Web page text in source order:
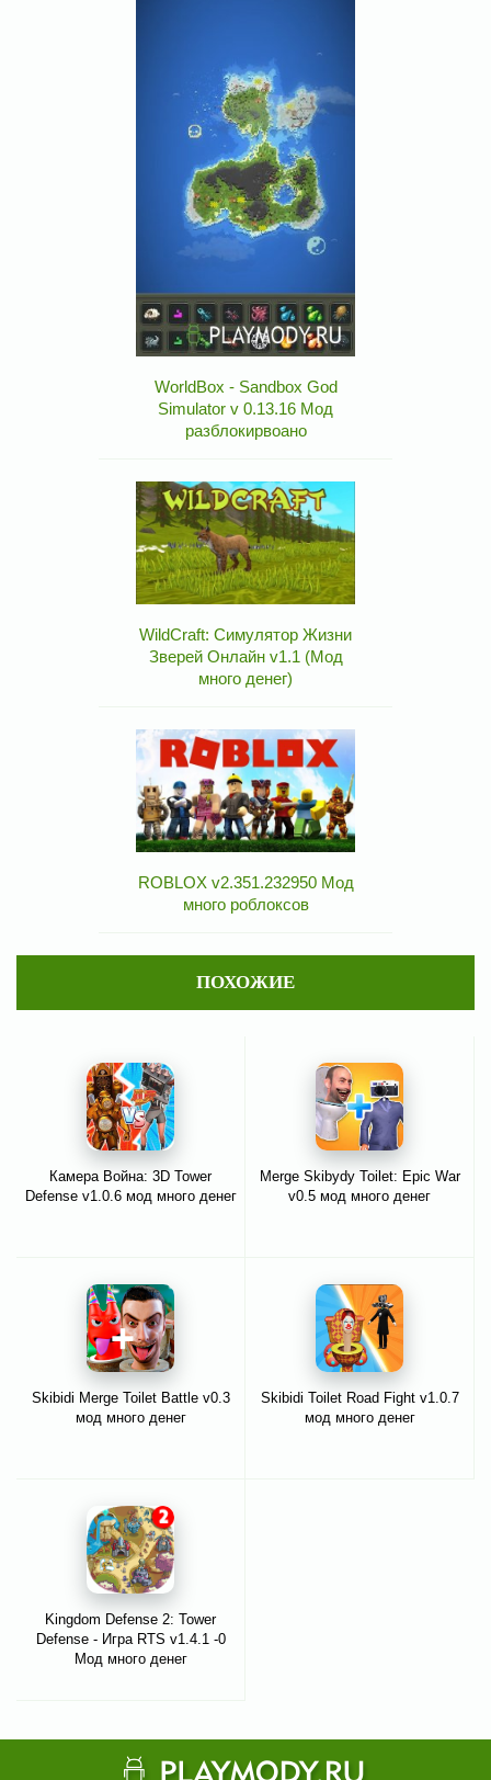
WorldBox - Sandbox God
Simulator v 0.13.16 Мод
разблокирвоано
WildCraft: Симулятор Жизни
Зверей Онлайн v1.1 (Мод
много денег)
ROBLOX v2.351.232950 Мод
много роблоксов
ПОХОЖИЕ
Камера Война: 3D Tower
Defense v1.0.6 мод много денег
Merge Skibydy Toilet: Epic War
v0.5 мод много денег
Skibidi Merge Toilet Battle v0.3
мод много денег
Skibidi Toilet Road Fight v1.0.7
мод много денег
Kingdom Defense 2: Tower
Defense - Игра RTS v1.4.1 -0
Мод много денег